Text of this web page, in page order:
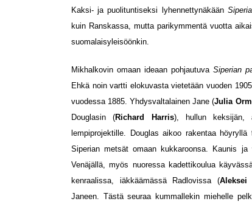
Kaksi- ja puolituntiseksi lyhennettynäkään
kuin Ranskassa, mutta parikymmentä vuotta
suomalaisyleisöönkin.
Mikhalkovin omaan ideaan pohjautuva Siperian
Ehkä noin vartti elokuvasta vietetään vuoden
vuodessa 1885. Yhdysvaltalainen Jane (Julia
Douglasin (Richard Harris), hullun keksijän,
lempiprojektille. Douglas aikoo rakentaa
Siperian metsät omaan kukkaroonsa. Kaunis ja
Venäjällä, myös nuoressa kadettikoulua
kenraalissa, iäkkäämässä Radlovissa (Aleksei
Janeen. Tästä seuraa kummallekin miehelle